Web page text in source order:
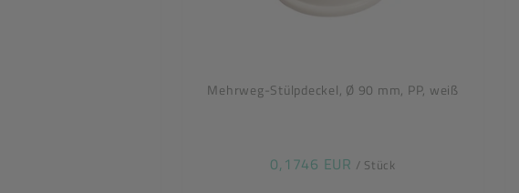
Mehrweg-Stülpdeckel, Ø 90 mm, PP, weiß
0,1746 EUR / Stück